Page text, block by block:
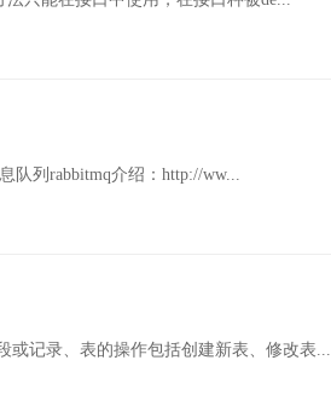
队列rabbitmq介绍：http://ww...
或记录、表的操作包括创建新表、修改表...